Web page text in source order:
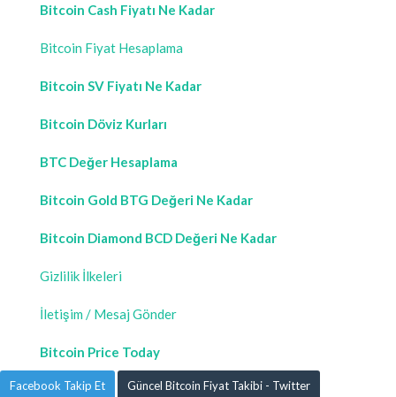
Bitcoin Cash Fiyatı Ne Kadar
Bitcoin Fiyat Hesaplama
Bitcoin SV Fiyatı Ne Kadar
Bitcoin Döviz Kurları
BTC Değer Hesaplama
Bitcoin Gold BTG Değeri Ne Kadar
Bitcoin Diamond BCD Değeri Ne Kadar
Gizlilik İlkeleri
İletişim / Mesaj Gönder
Bitcoin Price Today
Facebook Takip Et Güncel Bitcoin Fiyat Takibi - Twitter